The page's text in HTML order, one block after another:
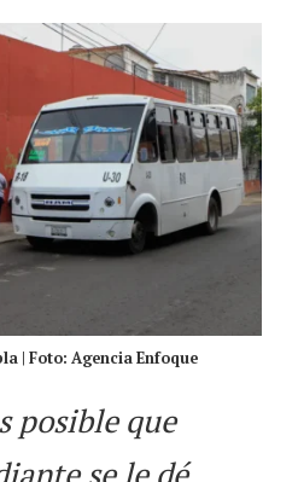
| Foto: Agencia Enfoque
posible que
se le dé